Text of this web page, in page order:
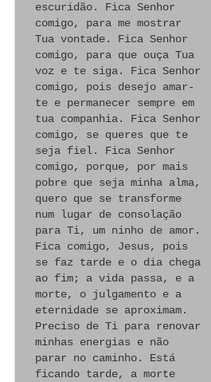
escuridão. Fica Senhor
comigo, para me mostrar
Tua vontade. Fica Senhor
comigo, para que ouça Tua
voz e te siga. Fica Senhor
comigo, pois desejo amar-
te e permanecer sempre em
tua companhia. Fica Senhor
comigo, se queres que te
seja fiel. Fica Senhor
comigo, porque, por mais
pobre que seja minha alma,
quero que se transforme
num lugar de consolação
para Ti, um ninho de amor.
Fica comigo, Jesus, pois
se faz tarde e o dia chega
ao fim; a vida passa, e a
morte, o julgamento e a
eternidade se aproximam.
Preciso de Ti para renovar
minhas energias e não
parar no caminho. Está
ficando tarde, a morte